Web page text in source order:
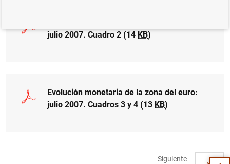
julio 2007. Cuadro 2 (14 KB)
Evolución monetaria de la zona del euro:
julio 2007. Cuadros 3 y 4 (13 KB)
Siguiente Sugerencias